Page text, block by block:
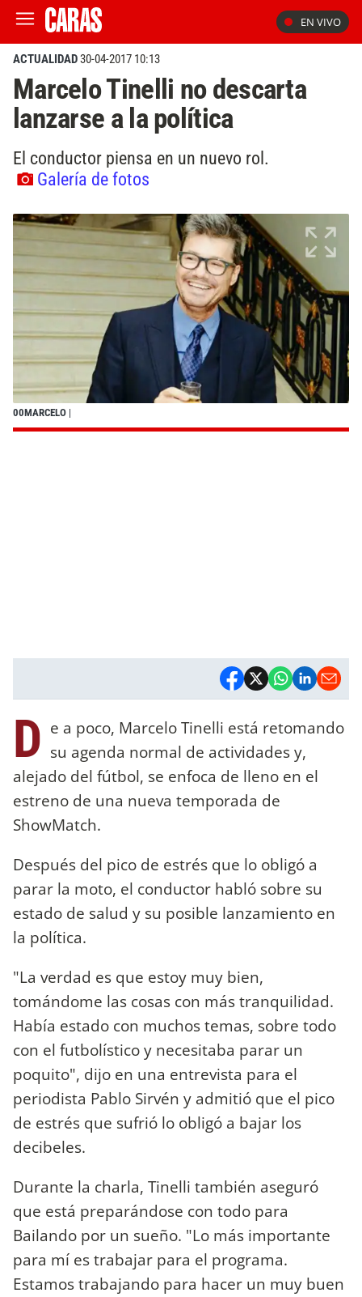
EN VIVO
ACTUALIDAD30-04-2017 10:13
Marcelo Tinelli no descarta
lanzarse a la política
El conductor piensa en un nuevo rol.
Galería de fotos
00MARCELO |
D e a poco, Marcelo Tinelli está retomando
su agenda normal de actividades y,
alejado del fútbol, se enfoca de lleno en el
estreno de una nueva temporada de
ShowMatch.
Después del pico de estrés que lo obligó a
parar la moto, el conductor habló sobre su
estado de salud y su posible lanzamiento en
la política.
"La verdad es que estoy muy bien,
tomándome las cosas con más tranquilidad.
Había estado con muchos temas, sobre todo
con el futbolístico y necesitaba parar un
poquito", dijo en una entrevista para el
periodista Pablo Sirvén y admitió que el pico
de estrés que sufrió lo obligó a bajar los
decibeles.
Durante la charla, Tinelli también aseguró
que está preparándose con todo para
Bailando por un sueño. "Lo más importante
para mí es trabajar para el programa.
Estamos trabajando para hacer un muy buen